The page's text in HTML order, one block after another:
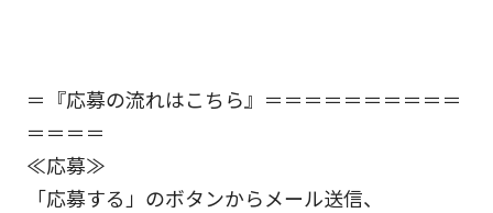
＝『応募の流れはこちら』＝＝＝＝＝＝＝＝＝＝
＝＝＝＝
≪応募≫
「応募する」のボタンからメール送信、